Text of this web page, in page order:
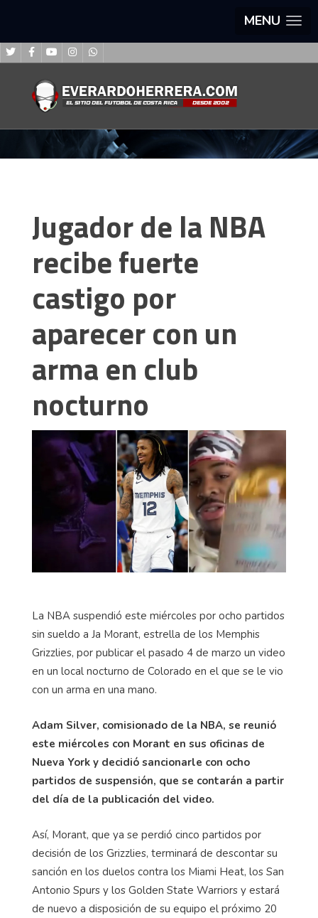
MENU
Jugador de la NBA
recibe fuerte
castigo por
aparecer con un
arma en club
nocturno
La NBA suspendió este miércoles por ocho partidos
sin sueldo a Ja Morant, estrella de los Memphis
Grizzlies, por publicar el pasado 4 de marzo un video
en un local nocturno de Colorado en el que se le vio
con un arma en una mano.
Adam Silver, comisionado de la NBA, se reunió
este miércoles con Morant en sus oficinas de
Nueva York y decidió sancionarle con ocho
partidos de suspensión, que se contarán a partir
del día de la publicación del video.
Así, Morant, que ya se perdió cinco partidos por
decisión de los Grizzlies, terminará de descontar su
sanción en los duelos contra los Miami Heat, los San
Antonio Spurs y los Golden State Warriors y estará
de nuevo a disposición de su equipo el próximo 20